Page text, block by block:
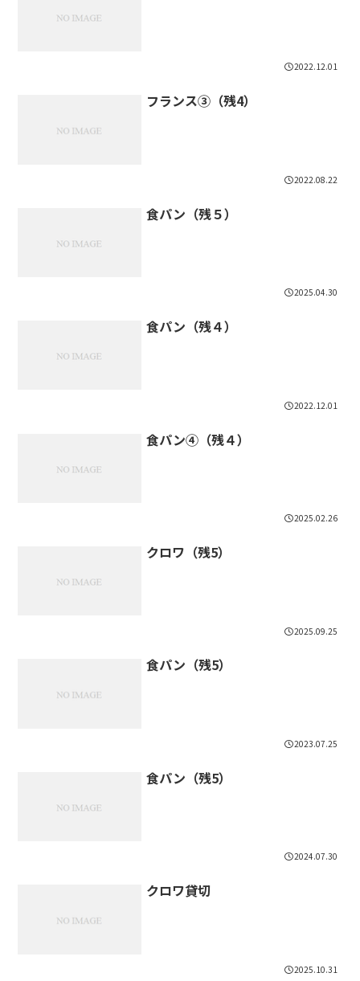
2022.12.01
フランス③（残4）
2022.08.22
食パン（残５）
2025.04.30
食パン（残４）
2022.12.01
食パン④（残４）
2025.02.26
クロワ（残5）
2025.09.25
食パン（残5）
2023.07.25
食パン（残5）
2024.07.30
クロワ貸切
2025.10.31